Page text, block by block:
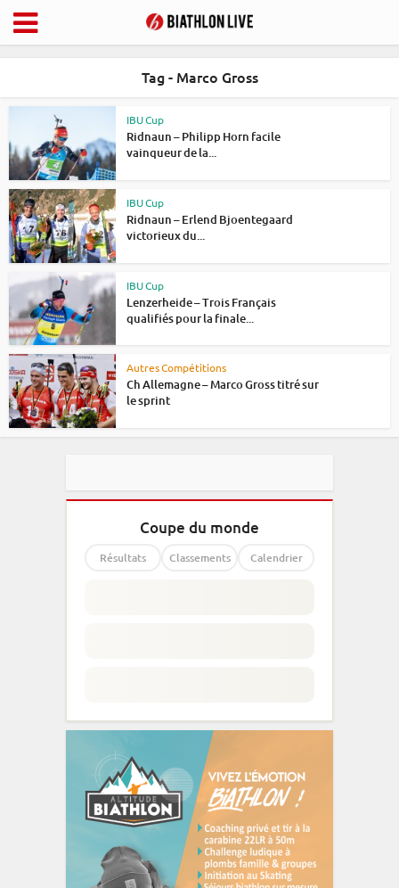
Tag - Marco Gross
IBU Cup
Ridnaun – Philipp Horn facile
vainqueur de la...
IBU Cup
Ridnaun – Erlend Bjoentegaard
victorieux du...
IBU Cup
Lenzerheide – Trois Français
qualifiés pour la finale...
Autres Compétitions
Ch Allemagne – Marco Gross titré sur
le sprint
Coupe du monde
Résultats Classements Calendrier